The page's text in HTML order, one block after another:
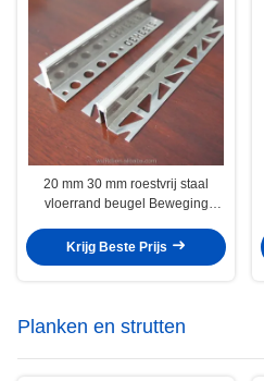
20 mm 30 mm roestvrij staal
vloerrand beugel Beweging
Krijg Beste Prijs
Planken en strutten